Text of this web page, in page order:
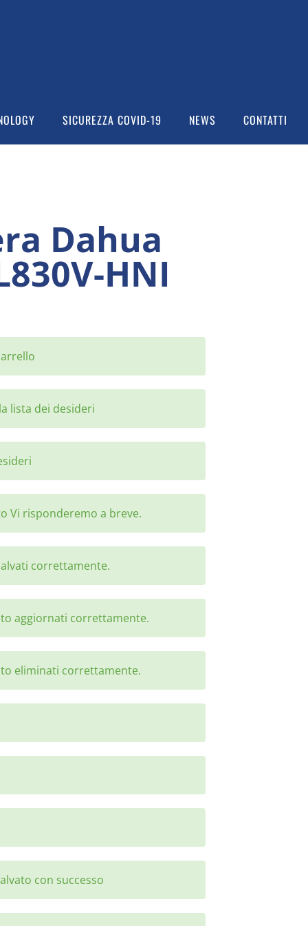
SICUREZZA COVID-19 NEWS CONTATTI
Dahua
HNI
lista dei desideri
Vi risponderemo a breve.
correttamente.
aggiornati correttamente.
eliminati correttamente.
con successo